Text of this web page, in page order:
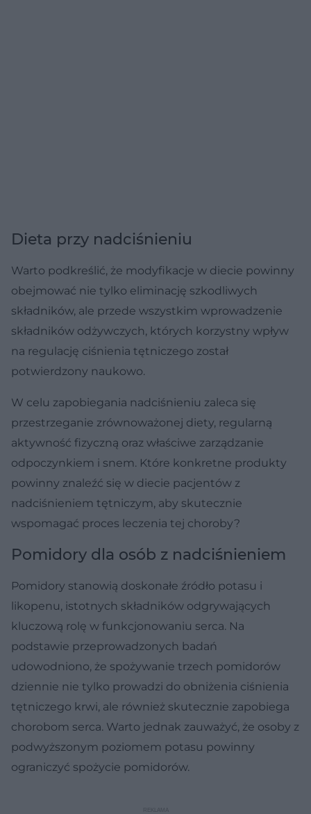
Dieta przy nadciśnieniu
Warto podkreślić, że modyfikacje w diecie powinny
obejmować nie tylko eliminację szkodliwych
składników, ale przede wszystkim wprowadzenie
składników odżywczych, których korzystny wpływ
na regulację ciśnienia tętniczego został
potwierdzony naukowo.
W celu zapobiegania nadciśnieniu zaleca się
przestrzeganie zrównoważonej diety, regularną
aktywność fizyczną oraz właściwe zarządzanie
odpoczynkiem i snem. Które konkretne produkty
powinny znaleźć się w diecie pacjentów z
nadciśnieniem tętniczym, aby skutecznie
wspomagać proces leczenia tej choroby?
Pomidory dla osób z nadciśnieniem
Pomidory stanowią doskonałe źródło potasu i
likopenu, istotnych składników odgrywających
kluczową rolę w funkcjonowaniu serca. Na
podstawie przeprowadzonych badań
udowodniono, że spożywanie trzech pomidorów
dziennie nie tylko prowadzi do obniżenia ciśnienia
tętniczego krwi, ale również skutecznie zapobiega
chorobom serca. Warto jednak zauważyć, że osoby z
podwyższonym poziomem potasu powinny
ograniczyć spożycie pomidorów.